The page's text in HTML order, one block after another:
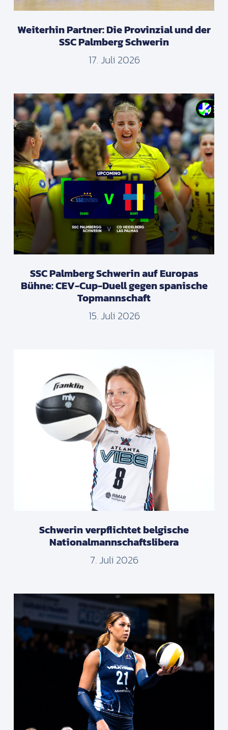
Weiterhin Partner: Die Provinzial und der
SSC Palmberg Schwerin
17. Juli 2026
SSC Palmberg Schwerin auf Europas
Bühne: CEV-Cup-Duell gegen spanische
Topmannschaft
15. Juli 2026
Schwerin verpflichtet belgische
Nationalmannschaftslibera
7. Juli 2026